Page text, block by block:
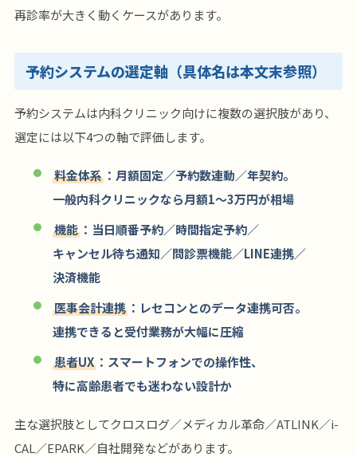
再診率が大きく動くケースがあります。
予約システムの選定軸（具体名は本文末参照）
予約システムは内科クリニック向けに複数の選択肢があり、
選定には以下4つの軸で評価します。
料金体系 ：月額固定／予約数連動／年契約。
一般内科クリニックなら月額1〜3万円が相場
機能 ：当日順番予約／時間指定予約／
キャンセル待ち通知／問診票機能／LINE連携／
決済機能
医事会計連携 ：レセコンとのデータ連携可否。
連携できると受付業務が大幅に圧縮
患者UX ：スマートフォンでの操作性、
特に高齢患者でも迷わない設計か
主な選択肢としてクロスログ／メディカル革命／ATLINK／i-
CAL／EPARK／自社開発などがあります。